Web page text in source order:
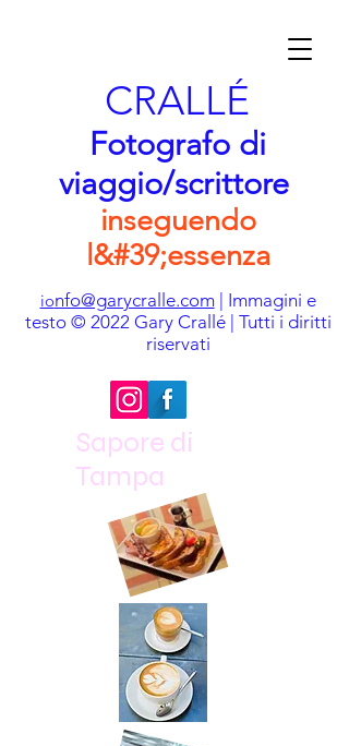
CRALLÉ
Fotografo di
viaggio/scrittore
inseguendo
l&#39;essenza
ionfo@garycralle.com| Immagini e
testo © 2022 Gary Crallé | Tutti i diritti
riservati
Sapore di
Tampa